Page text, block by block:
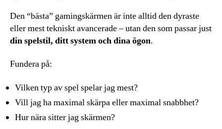
Den “bästa” gamingskärmen är inte alltid den dyraste
eller mest tekniskt avancerade – utan den som passar just
din spelstil, ditt system och dina ögon.
Fundera på:
Vilken typ av spel spelar jag mest?
Vill jag ha maximal skärpa eller maximal snabbhet?
Hur nära sitter jag skärmen?